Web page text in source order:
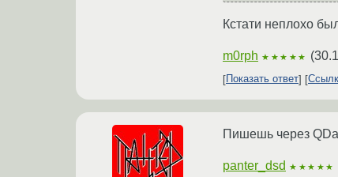
Кстати неплохо
m0rph ★★★★★ (
Показать ответ
Пишешь через
panter_dsd ★★★★★